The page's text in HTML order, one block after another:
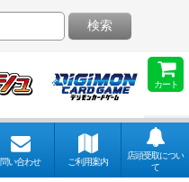
カート
検索
問い合わせ ご利用案内
店頭受取につい
て